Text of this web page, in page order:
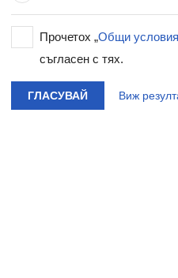
Прочетох „Общи
съгласен с тях.
ГЛАСУВАЙ Виж